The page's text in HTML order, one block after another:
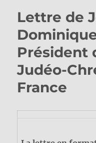
Lettre de
Président
Judéo-
France